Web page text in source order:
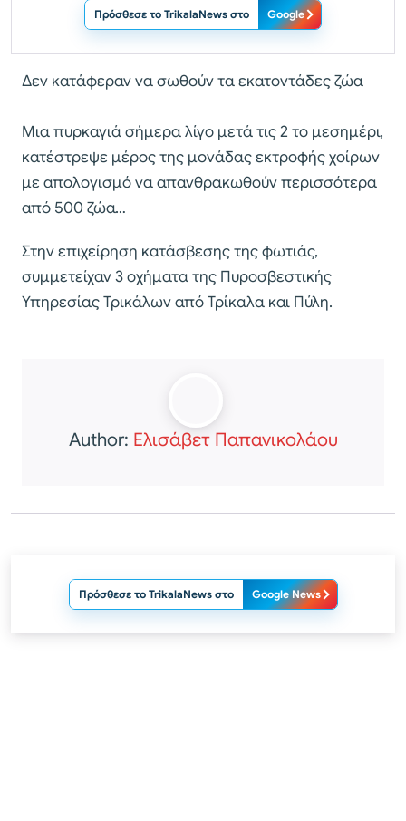
Πρόσθεσε το TrikalaNews στο Google
Δεν κατάφεραν να σωθούν τα εκατοντάδες ζώα
Μια πυρκαγιά σήμερα λίγο μετά τις 2 το μεσημέρι,
κατέστρεψε μέρος της μονάδας εκτροφής χοίρων
με απολογισμό να απανθρακωθούν περισσότερα
από 500 ζώα…
Στην επιχείρηση κατάσβεσης της φωτιάς,
συμμετείχαν 3 οχήματα της Πυροσβεστικής
Υπηρεσίας Τρικάλων από Τρίκαλα και Πύλη.
Author: Ελισάβετ Παπανικολάου
Πρόσθεσε το TrikalaNews στο Google News